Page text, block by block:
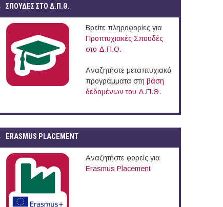
ΣΠΟΥΔΈΣ ΣΤΟ Δ.Π.Θ.
Βρείτε πληροφορίες για
Προπτυχιακές Σπουδές
στο Δ.Π.Θ.
Αναζητήστε μεταπτυχιακά
προγράμματα στη βάση
δεδομένων του Δ.Π.Θ.
ERASMUS PLACEMENT
Αναζητήστε φορείς για
Erasmus Placement